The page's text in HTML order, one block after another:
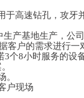
于高速钻孔，攻牙
生产基地生产，
客户的需求进行
个8小时服务的设
。
户现场